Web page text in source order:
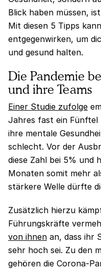
Blick haben müssen,
Mit diesen 5 Tipps
entgegenwirken, um
und gesund halten.
Die Pandemie
und ihre Teams
Einer Studie zufolge
Jahres fast ein Fünftel
ihre mentale
schlecht. Vor der
diese Zahl bei 5% und
Monaten somit mehr
stärkere Welle dürfte
Zusätzlich hierzu
Führungskräfte
von ihnen an, dass ihr
sehr hoch sei. Zu den
gehören die Corona-